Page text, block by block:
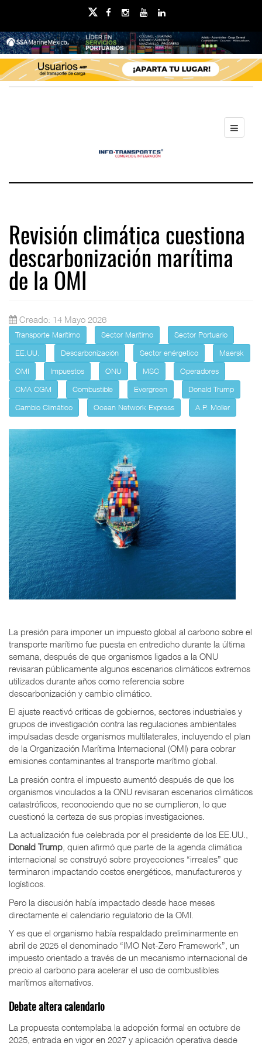
Revisión climática cuestiona
descarbonización marítima
de la OMI
Creado: 14 Mayo 2026
Transporte Marítimo Sector Marítimo
Sector Portuario
EE.UU.
Descarbonización Sector enérgetico
Maersk
OMI
Impuestos ONU MSC
Operadores
CMA CGM
Combustible Evergreen
Donald Trump
Cambio Climático
Ocean Network Express A.P. Moller
La presión para imponer un impuesto global al carbono sobre el
transporte marítimo fue puesta en entredicho durante la última
semana, después de que organismos ligados a la ONU
revisaran públicamente algunos escenarios climáticos extremos
utilizados durante años como referencia sobre
descarbonización y cambio climático.
El ajuste reactivó críticas de gobiernos, sectores industriales y
grupos de investigación contra las regulaciones ambientales
impulsadas desde organismos multilaterales, incluyendo el plan
de la Organización Marítima Internacional (OMI) para cobrar
emisiones contaminantes al transporte marítimo global.
La presión contra el impuesto aumentó después de que los
organismos vinculados a la ONU revisaran escenarios climáticos
catastróficos, reconociendo que no se cumplieron, lo que
cuestionó la certeza de sus propias investigaciones.
La actualización fue celebrada por el presidente de los EE.UU.,
Donald Trump , quien afirmó que parte de la agenda climática
internacional se construyó sobre proyecciones “irreales” que
terminaron impactando costos energéticos, manufactureros y
logísticos.
Pero la discusión había impactado desde hace meses
directamente el calendario regulatorio de la OMI.
Y es que el organismo había respaldado preliminarmente en
abril de 2025 el denominado “IMO Net-Zero Framework”, un
impuesto orientado a través de un mecanismo internacional de
precio al carbono para acelerar el uso de combustibles
marítimos alternativos.
Debate altera calendario
La propuesta contemplaba la adopción formal en octubre de
2025, entrada en vigor en 2027 y aplicación operativa desde